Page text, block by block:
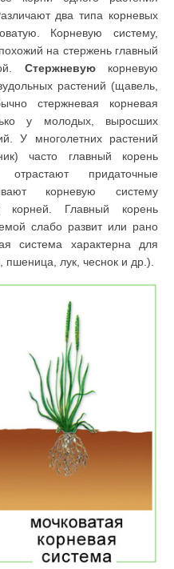
два типа корневых
Корневую систему,
на стержень главный
Стержневуюкорневую
растений (щавель,
стержневая корневая
у моло­дых, выросших
У многолетних растений
часто главный корень
придаточные
корневую систему
Главный корень
слабо развит или рано
систе­ма характерна для
лук, чеснок и др.).